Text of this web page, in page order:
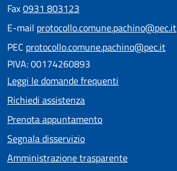
Fax0931 803123
E-mail protocollo.comune.pachino@pec.it
PEC protocollo.comune.pachino@pec.it
PIVA: 00174260893
Leggi le domande frequenti
Richiedi assistenza
Prenota appuntamento
Segnala disservizio
Amministrazione trasparente